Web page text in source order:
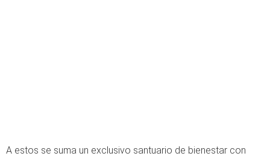
A estos se suma un exclusivo santuario de bienestar con